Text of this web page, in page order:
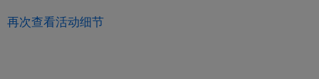
再次查看活动细节